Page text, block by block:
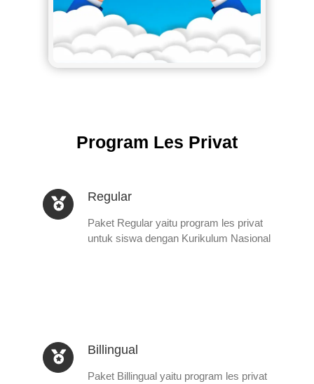
Program Les Privat
Regular
Paket Regular yaitu program les privat
untuk siswa dengan Kurikulum Nasional
Billingual
Paket Billingual yaitu program les privat